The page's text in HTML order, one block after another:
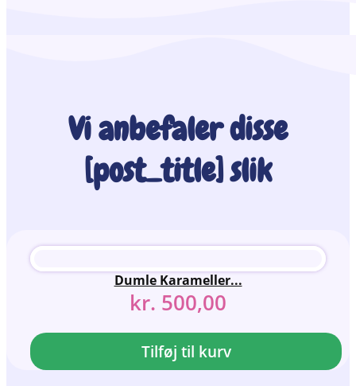
Vi anbefaler disse
[post_title] slik
Dumle Karameller...
kr. 500,00
Tilføj til kurv